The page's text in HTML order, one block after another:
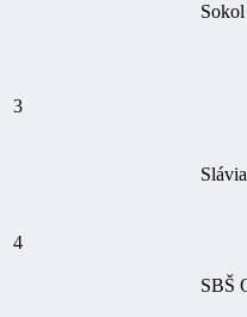
3
4
SBŠ